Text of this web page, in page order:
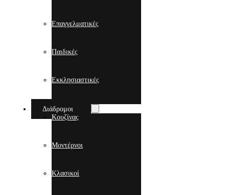
Επαγγελματικές
Παιδικές
Εκκλησιαστικές
Διάδρομοι
Κουζίνας
Μοντέρνοι
Κλασικοί